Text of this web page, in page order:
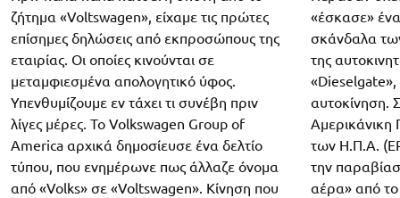
ζήτημα «Voltswagen», είχαμε τις πρώτες
επίσημες δηλώσεις από εκπροσώπους της
εταιρίας. Οι οποίες κινούνται σε
μεταμφιεσμένα απολογητικό ύφος.
Υπενθυμίζουμε εν τάχει τι συνέβη πριν
λίγες μέρες. Το Volkswagen Group of
America αρχικά δημοσίευσε ένα δελτίο
τύπου, που ενημέρωνε πως άλλαζε όνομα
από «Volks» σε «Voltswagen». Κίνηση που
«έσκασε»
σκάνδαλα
της
«Dieselgate»,
αυτοκίνηση.
Αμερικάνικη
των Η.Π.Α.
την
αέρα» από